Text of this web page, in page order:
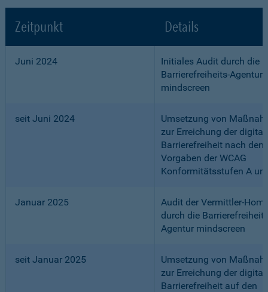
Zeitpunkt Details
Juni 2024
Initiales Audit durch die
Barrierefreiheits-Agentur
mindscreen
seit Juni 2024
Umsetzung von
zur Erreichung der
Barrierefreiheit nach den
Vorgaben der WCAG
Konformitätsstufen A
Januar 2025
Audit der Vermittler-
durch die
Agentur mindscreen
seit Januar 2025
Umsetzung von
zur Erreichung der
Barrierefreiheit auf den